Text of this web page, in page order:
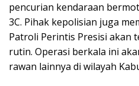
pencurian kendaraan
3C. Pihak kepolisian juga
Patroli Perintis Presisi akan
rutin. Operasi berkala ini
rawan lainnya di wilayah